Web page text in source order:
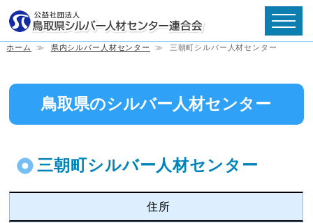
ホーム ≫ 県内シルバー人材センター ≫ 三朝町シルバー人材センター
鳥取県のシルバー人材センター
三朝町シルバー人材センター
住所